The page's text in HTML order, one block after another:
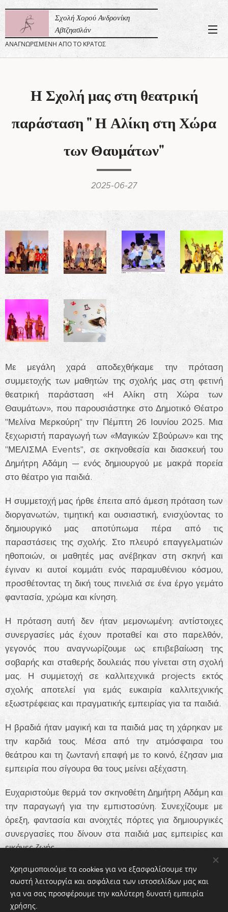
Σχολή Χορού Ανδρονίκη
Αβτζηασλάν
ΑΝΑΓΝΩΡΙΣΜΕΝΗ ΑΠΟ ΤΟ ΚΡΑΤΟΣ
Η Σχολή μας στη θεατρική
παράσταση " Η Αλίκη στη Χώρα
των Θαυμάτων"
2025-06-27
Με μεγάλη χαρά αποδεχθήκαμε την πρόταση
συμμετοχής των μαθητών της σχολής μας στη φετινή
θεατρική παράσταση «Η Αλίκη στη Χώρα των
Θαυμάτων», που παρουσιάστηκε στο Δημοτικό Θέατρο
"Μελίνα Μερκούρη" την Πέμπτη 26 Ιουνίου 2025. Μια
ξεχωριστή παραγωγή των «Μαγικών Σβούρων» και της
"ΜΕΛΙΣΜΑ Events", σε σκηνοθεσία και διασκευή του
Δημήτρη Αδάμη — ενός δημιουργού με μακρά πορεία
στο θέατρο για παιδιά.
Η συμμετοχή μας ήρθε έπειτα από άμεση πρόταση των
διοργανωτών, τιμητική και ουσιαστική, ενισχύοντας το
δημιουργικό μας αποτύπωμα πέρα από τις
παραστάσεις της σχολής. Στο πλευρό επαγγελματιών
ηθοποιών, οι μαθητές μας ανέβηκαν στη σκηνή και
έγιναν κι αυτοί κομμάτι ενός παραμυθένιου κόσμου,
προσθέτοντας τη δική τους πινελιά σε ένα έργο γεμάτο
φαντασία, χρώμα και κίνηση.
Η πρόταση αυτή δεν ήταν μεμονωμένη: αντίστοιχες
συνεργασίες μάς έχουν προταθεί και στο παρελθόν,
γεγονός που αναγνωρίζουμε ως επιβεβαίωση της
σοβαρής και σταθερής δουλειάς που γίνεται στη σχολή
μας. Η συμμετοχή σε καλλιτεχνικά projects εκτός
σχολής αποτελεί για εμάς ευκαιρία καλλιτεχνικής
εξωστρέφειας και πραγματικής εμπειρίας για τα παιδιά.
Η βραδιά ήταν μαγική και τα παιδιά μας τη χάρηκαν με
την καρδιά τους. Μέσα από την ατμόσφαιρα του
θεάτρου και τη ζωντανή επαφή με το κοινό, έζησαν μια
εμπειρία που σίγουρα θα τους μείνει αξέχαστη.
Ευχαριστούμε θερμά τον σκηνοθέτη Δημήτρη Αδάμη και
την παραγωγή για την εμπιστοσύνη. Συνεχίζουμε με
όρεξη, φαντασία και ανοιχτές πόρτες για δημιουργικές
συνεργασίες που δίνουν στα παιδιά μας εμπειρίες και
εικόνες ζωής.
Share
Χρησιμοποιούμε τα cookies για να εξασφαλίσουμε την
σωστή λειτουργία και ασφάλεια των ιστοσελίδων μας και
για να σας προσφέρουμε την καλύτερη δυνατή εμπειρία
χρήσης.